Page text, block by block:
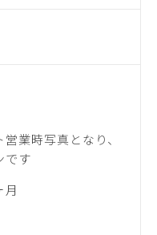
業時写真となり、
です
月